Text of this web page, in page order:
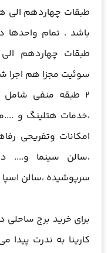
سوئیت مجزا هم اجرا
2 طبقه منفی شامل
امکانات وتفریحی
،سالن سینما و....
سرپوشیده ،سالن
برای خرید برج ساحلی
کارینا به ندرت